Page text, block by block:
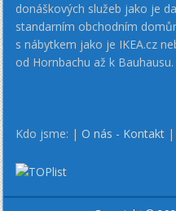
donáškových služeb jako je
standarním obchodním
s nábytkem jako je IKEA.cz
od Hornbachu až k Bauhausu.
Kdo jsme: |O nás - Kontakt